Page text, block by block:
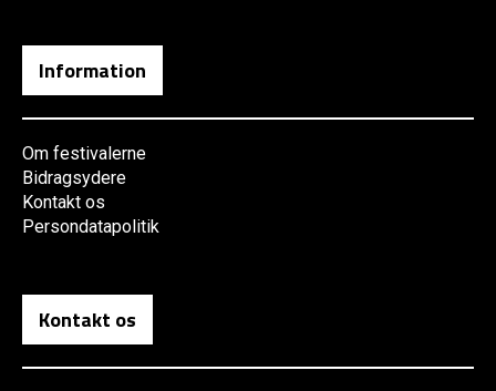
Information
Om festivalerne
Bidragsydere
Kontakt os
Persondatapolitik
Kontakt os